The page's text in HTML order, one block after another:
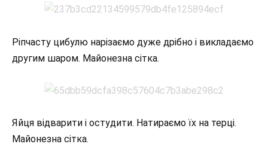
Ріпчасту цибулю нарізаємо дуже дрібно і викладаємо
другим шаром. Майонезна сітка.
Яйця відварити і остудити. Натираємо їх на терці.
Майонезна сітка.